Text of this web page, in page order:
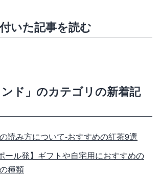
いた記事を読む
ンド」のカテゴリの新着記
読み方について-おすすめの紅茶9選
ール発】ギフトや自宅用におすすめの
種類